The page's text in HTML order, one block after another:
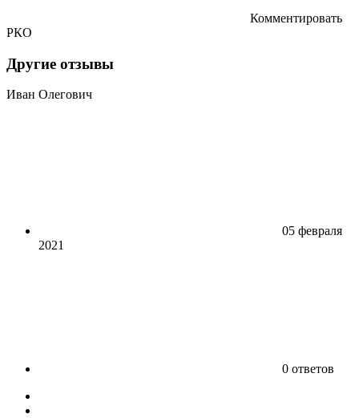
Комментировать
РКО
Другие отзывы
Иван Олегович
05 февраля
2021
0 ответов